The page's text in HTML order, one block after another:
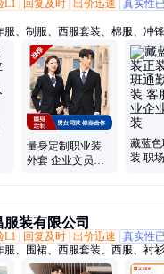
L1 回复及时 出价迅速
真实性
服、制服、西服套装、棉服、冲
、西服、衬衣、工装、定做衬衫、
衫、蓝衬衫、工程服、保安服、
劳保、促销服
量身定制职业装
外套 企业文员西
藏蓝
装 职
装有限公司
L1 回复及时 出价迅速 真实性
服、围裙、西服套装、西服、衬
服、棉服、羽绒服、保安服、保